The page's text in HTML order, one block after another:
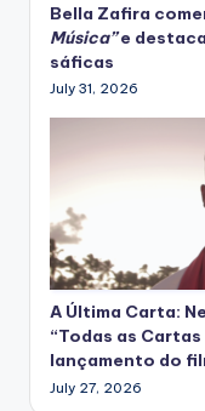
Bella Zafira
Música”e
sáficas
July 31, 2026
A Última Carta:
“Todas as
lançamento do
July 27, 2026